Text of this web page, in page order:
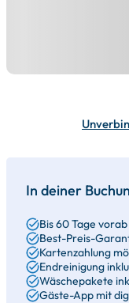
In deiner
Bis 60 Tage
Best-Preis-
Kartenzahlung
Endreinigung
Wäschepakete
Gäste-App mit